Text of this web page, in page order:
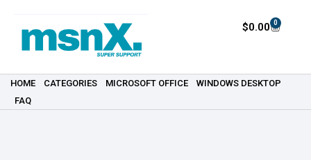
$0.00 0
HOME CATEGORIES MICROSOFT OFFICE
WINDOWS DESKTOP
FAQ